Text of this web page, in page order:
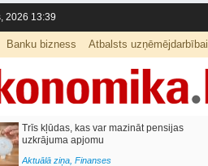
2026 13:39
Banku bizness Atbalsts uzņēmējdarbībai
Trīs kļūdas, kas var mazināt pensijas
uzkrājuma apjomu
Aktuālā ziņa, Finanses